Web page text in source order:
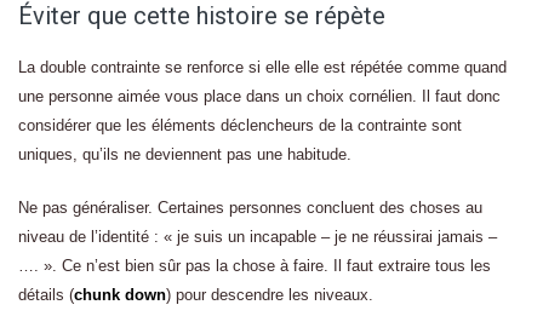
Éviter que cette histoire se répète
La double contrainte se renforce si elle elle est répétée comme quand
une personne aimée vous place dans un choix cornélien. Il faut donc
considérer que les éléments déclencheurs de la contrainte sont
uniques, qu’ils ne deviennent pas une habitude.
Ne pas généraliser. Certaines personnes concluent des choses au
niveau de l’identité : « je suis un incapable – je ne réussirai jamais –
…. ». Ce n’est bien sûr pas la chose à faire. Il faut extraire tous les
détails (chunk down) pour descendre les niveaux.